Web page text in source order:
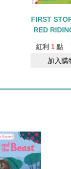
FIRST
RED
紅利 1 點
加入購